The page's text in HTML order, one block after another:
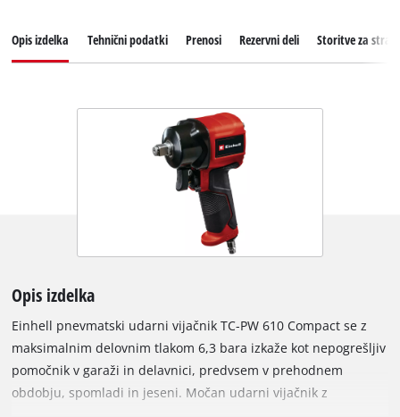
Opis izdelka Tehnični podatki Prenosi Rezervni deli Storitve za
Opis izdelka
Einhell pnevmatski udarni vijačnik TC-PW 610 Compact se z
maksimalnim delovnim tlakom 6,3 bara izkaže kot nepogrešljiv
pomočnik v garaži in delavnici, predvsem v prehodnem
obdobju, spomladi in jeseni. Močan udarni vijačnik z